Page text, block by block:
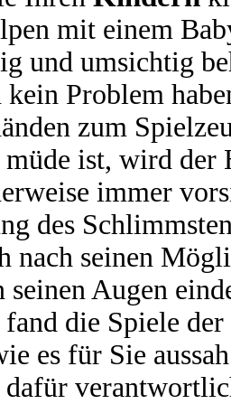
mit einem
und umsichtig
Problem
zum
müde ist, wird der
immer
des
nach seinen
seinen Augen
fand die Spiele
es für Sie
dafür